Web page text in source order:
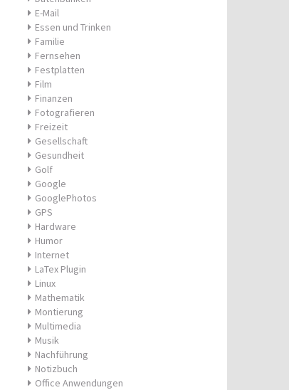
E-Mail
Essen und Trinken
Familie
Fernsehen
Festplatten
Film
Finanzen
Fotografieren
Freizeit
Gesellschaft
Gesundheit
Golf
Google
GooglePhotos
GPS
Hardware
Humor
Internet
LaTex Plugin
Linux
Mathematik
Montierung
Multimedia
Musik
Nachführung
Notizbuch
Office Anwendungen